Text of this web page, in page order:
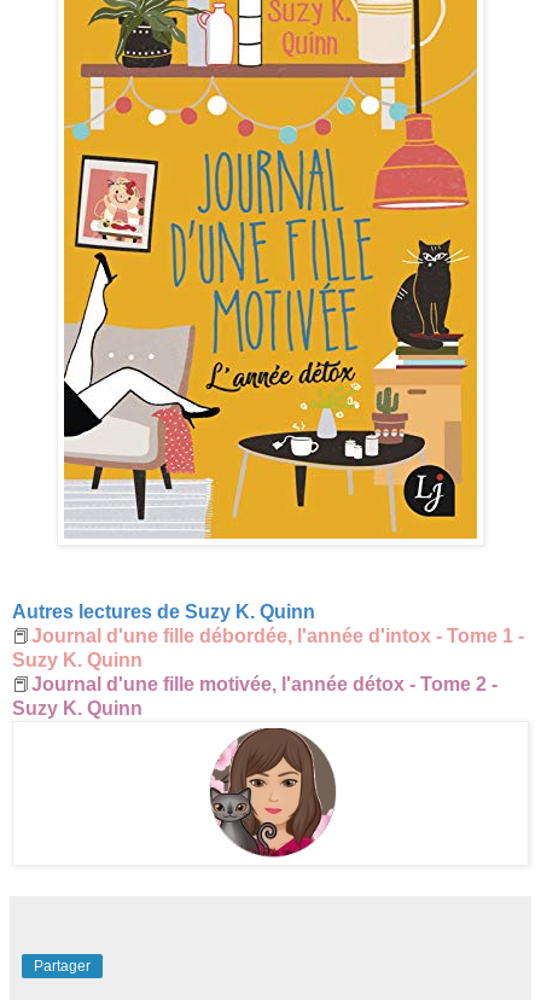
Autres lectures de Suzy K. Quinn
📕 Journal d'une fille débordée, l'année d'intox - Tome 1 -
Suzy K. Quinn
📕 Journal d'une fille motivée, l'année détox - Tome 2 -
Suzy K. Quinn
Partager